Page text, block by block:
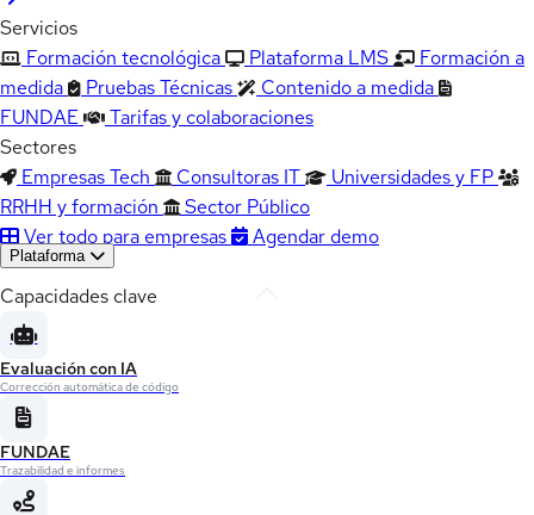
Servicios
Formación tecnológica
Plataforma LMS
Formación a
medida
Pruebas Técnicas
Contenido a medida
FUNDAE
Tarifas y colaboraciones
Sectores
Empresas Tech
Consultoras IT
Universidades y FP
RRHH y formación
Sector Público
Ver todo para empresas
Agendar demo
Plataforma
Capacidades clave
Evaluación con IA
Corrección automática de código
FUNDAE
Trazabilidad e informes